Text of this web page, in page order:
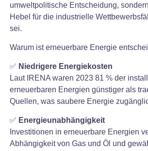
umweltpolitische Entscheidung,
Hebel für die industrielle
sei.
Warum ist erneuerbare Energie
✅ Niedrigere Energiekosten
Laut IRENA waren 2023 81 % der
erneuerbaren Energien günstiger als
Quellen, was saubere Energie
✅ Energieunabhängigkeit
Investitionen in erneuerbare Energien
Abhängigkeit von Gas und Öl und